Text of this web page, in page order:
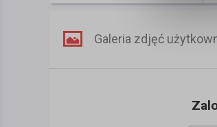
Galeria zdjęć